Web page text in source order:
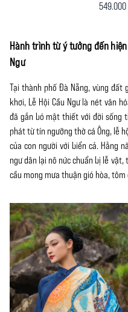
549.000
Hành trình từ ý tưởng đến
Ngư
Tại thành phố Đà Nẵng, vùng đất
khơi, Lễ Hội Cầu Ngư là nét văn
đã gắn bó mật thiết với đời sống
phát từ tín ngưỡng thờ cá Ông, lễ
của con người với biển cả. Hằng
ngư dân lại nô nức chuẩn bị lễ
cầu mong mưa thuận gió hòa, tôm